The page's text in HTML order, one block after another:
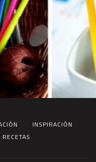
INSPIRACIÓN
RECETAS